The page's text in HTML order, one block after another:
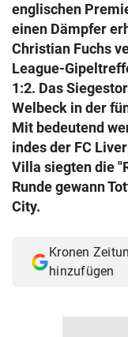
search
Suchbegriff
eingeben
© Krone Multimedia
Muthgasse 2, 1190
englischen
einen Dämpfer
Christian Fuchs
League-
1:2. Das
Welbeck in der
Mit bedeutend
indes der FC
Villa siegten die
Runde gewann
City.
Kronen
hinzufügen